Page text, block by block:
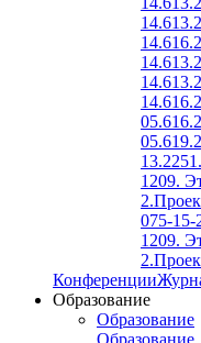
1209.
2.
075-15-
1209.
2.
Конференции
Образование
Образование
Образование